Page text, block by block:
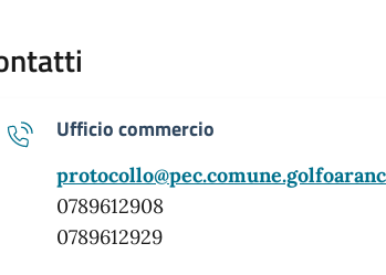
Ufficio commercio
0789612908
0789612929